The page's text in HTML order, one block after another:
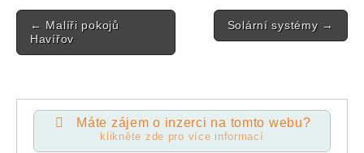
Post navigation
← Malíři pokojů
Havířov
Solární systémy →
Máte zájem o inzerci na tomto webu?
klikněte zde pro více informací